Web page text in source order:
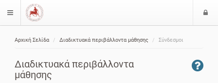
$langMenu
Αρχική Σελίδα Διαδικτυακά περιβάλλοντα μάθησης Σύνδεσμοι
Διαδικτυακά περιβάλλοντα
μάθησης